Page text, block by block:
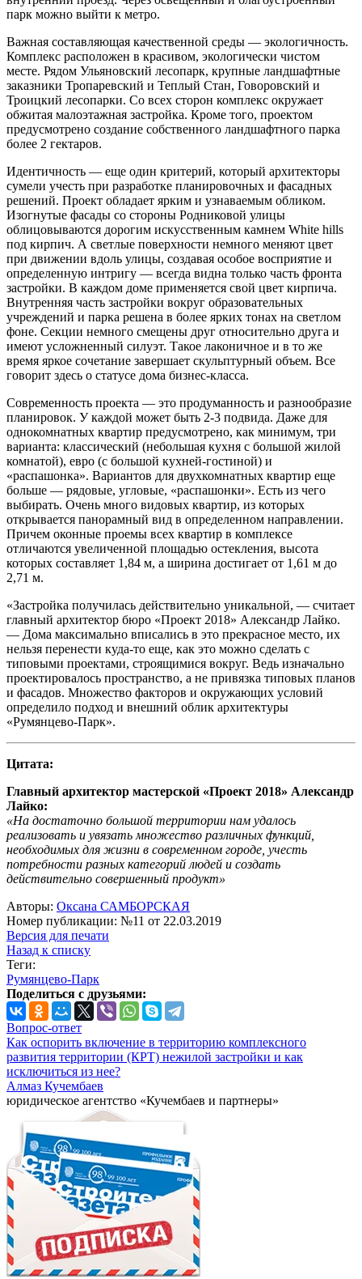
парк можно выйти к метро.
Важная составляющая качественной среды — экологичность.
Комплекс расположен в красивом, экологически чистом
месте. Рядом Ульяновский лесопарк, крупные ландшафтные
заказники Тропаревский и Теплый Стан, Говоровский и
Троицкий лесопарки. Со всех сторон комплекс окружает
обжитая малоэтажная застройка. Кроме того, проектом
предусмотрено создание собственного ландшафтного парка
более 2 гектаров.
Идентичность — еще один критерий, который архитекторы
сумели учесть при разработке планировочных и фасадных
решений. Проект обладает ярким и узнаваемым обликом.
Изогнутые фасады со стороны Родниковой улицы
облицовываются дорогим искусственным камнем White hills
под кирпич. А светлые поверхности немного меняют цвет
при движении вдоль улицы, создавая особое восприятие и
определенную интригу — всегда видна только часть фронта
застройки. В каждом доме применяется свой цвет кирпича.
Внутренняя часть застройки вокруг образовательных
учреждений и парка решена в более ярких тонах на светлом
фоне. Секции немного смещены друг относительно друга и
имеют усложненный силуэт. Такое лаконичное и в то же
время яркое сочетание завершает скульптурный объем. Все
говорит здесь о статусе дома бизнес-класса.
Современность проекта — это продуманность и разнообразие
планировок. У каждой может быть 2-3 подвида. Даже для
однокомнатных квартир предусмотрено, как минимум, три
варианта: классический (небольшая кухня с большой жилой
комнатой), евро (с большой кухней-гостиной) и
«распашонка». Вариантов для двухкомнатных квартир еще
больше — рядовые, угловые, «распашонки». Есть из чего
выбирать. Очень много видовых квартир, из которых
открывается панорамный вид в определенном направлении.
Причем оконные проемы всех квартир в комплексе
отличаются увеличенной площадью остекления, высота
которых составляет 1,84 м, а ширина достигает от 1,61 м до
2,71 м.
«Застройка получилась действительно уникальной, — считает
главный архитектор бюро «Проект 2018» Александр Лайко.
— Дома максимально вписались в это прекрасное место, их
нельзя перенести куда-то еще, как это можно сделать с
типовыми проектами, строящимися вокруг. Ведь изначально
проектировалось пространство, а не привязка типовых планов
и фасадов. Множество факторов и окружающих условий
определило подход и внешний облик архитектуры
«Румянцево-Парк».
Цитата:
Главный архитектор мастерской «Проект 2018» Александр
Лайко:
«На достаточно большой территории нам удалось
реализовать и увязать множество различных функций,
необходимых для жизни в современном городе, учесть
потребности разных категорий людей и создать
действительно совершенный продукт»
Авторы: Оксана САМБОРСКАЯ
Номер публикации: №11 от 22.03.2019
Версия для печати
Назад к списку
Теги:
Румянцево-Парк
Поделиться с друзьями:
Вопрос-ответ
Как оспорить включение в территорию комплексного
развития территории (КРТ) нежилой застройки и как
исключиться из нее?
Алмаз Кучембаев
юридическое агентство «Кучембаев и партнеры»